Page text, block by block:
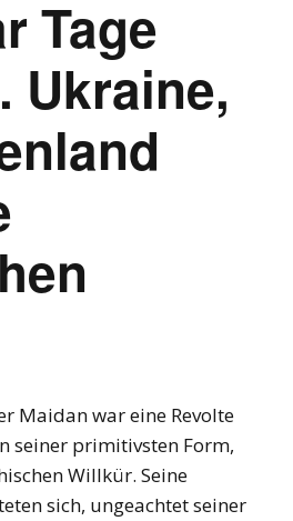
Tage
Ukraine,
Maidan war eine Revolte
seiner primitivsten Form,
Willkür. Seine
sich, ungeachtet seiner